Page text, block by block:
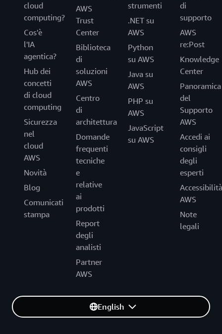
cloud
computing?
Cos'è
l'IA
agentica?
Hub dei
concetti
di cloud
computing
Sicurezza
nel
cloud
AWS
Novità
Blog
Comunicati
stampa
AWS
Trust
Center
Biblioteca
di
soluzioni
AWS
Centro
di
architettura
Domande
frequenti
tecniche
e
relative
ai
prodotti
Report
degli
analisti
Partner
AWS
strumenti
.NET su
AWS
Python
su AWS
Java su
AWS
PHP su
AWS
JavaScript
su AWS
di
supporto
AWS
re:Post
Knowledge
Center
Panoramica
del
Supporto
AWS
Accedi ai
consigli
degli
esperti
Accessibilità
AWS
Note
legali
English